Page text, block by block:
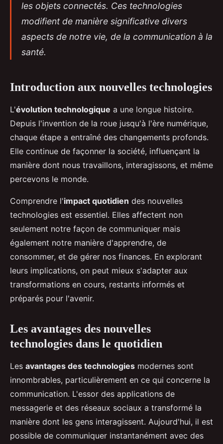
les objets connectés. Ces technologies
modifient de manière significative divers
aspects de notre vie, de la communication à la
santé.
Introduction aux nouvelles technologies
L'évolution technologique a une longue histoire.
Depuis l'invention de la roue jusqu'à l'ère numérique,
chaque étape a entraîné des changements profonds.
Elle continue de façonner la société, influençant la
manière dont nous travaillons, interagissons, et même
percevons le monde.
Comprendre l'impact quotidien des nouvelles
technologies est essentiel. Elles affectent non
seulement notre façon de communiquer mais
également notre manière d'apprendre, de
consommer, et de gérer nos finances. En explorant
leurs implications, on peut mieux s'adapter aux
transformations en cours, restants informés et
préparés pour l'avenir.
Les avantages des nouvelles
technologies dans le quotidien
Les avantages des technologies modernes sont
innombrables, particulièrement en ce qui concerne la
communication. L'essor des applications de
messagerie et des réseaux sociaux a transformé la
manière dont les gens interagissent. Aujourd'hui, il est
possible de communiquer instantanément avec des